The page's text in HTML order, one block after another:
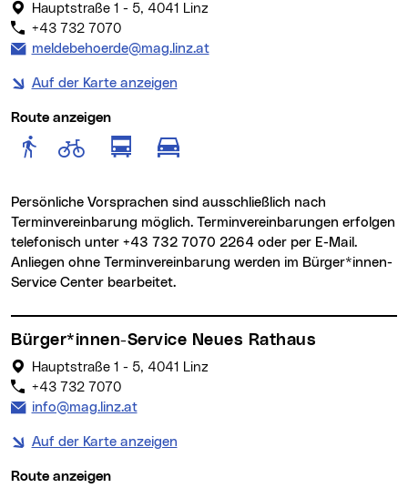
Hauptstraße 1 - 5, 4041 Linz
+43 732 7070
E-Mail Adresse:
meldebehoerde@mag.linz.at
Auf der Karte anzeigen
Route anzeigen
Route anzeigen für Fußgänger
Route anzeigen für
Route anzeigen für
Route anzeigen für
Persönliche Vorsprachen sind ausschließlich nach
Terminvereinbarung möglich. Terminvereinbarungen erfolgen
telefonisch unter +43 732 7070 2264 oder per E-Mail.
Anliegen ohne Terminvereinbarung werden im Bürger*innen-
Service Center bearbeitet.
Bürger*innen-Service Neues Rathaus
Hauptstraße 1 - 5, 4041 Linz
+43 732 7070
E-Mail Adresse:
info@mag.linz.at
Auf der Karte anzeigen
Route anzeigen